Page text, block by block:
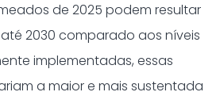
de 2025 podem resultar
2030 comparado aos níveis
implementadas, essas
a maior e mais sustentada